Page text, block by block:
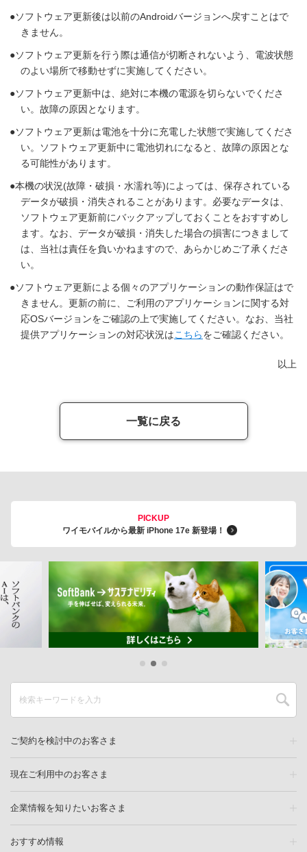
ソフトウェア更新後は以前のAndroidバージョンへ戻すことはで
きません。
ソフトウェア更新を行う際は通信が切断されないよう、電波状態
のよい場所で移動せずに実施してください。
ソフトウェア更新中は、絶対に本機の電源を切らないでくださ
い。故障の原因となります。
ソフトウェア更新は電池を十分に充電した状態で実施してくださ
い。ソフトウェア更新中に電池切れになると、故障の原因とな
る可能性があります。
本機の状況(故障・破損・水濡れ等)によっては、保存されている
データが破損・消失されることがあります。必要なデータは、
ソフトウェア更新前にバックアップしておくことをおすすめし
ます。なお、データが破損・消失した場合の損害につきまして
は、当社は責任を負いかねますので、あらかじめご了承くださ
い。
ソフトウェア更新による個々のアプリケーションの動作保証はで
きません。更新の前に、ご利用のアプリケーションに関する対
応OSバージョンをご確認の上で実施してください。なお、当社
提供アプリケーションの対応状況はこちらをご確認ください。
以上
一覧に戻る
PICKUP
ワイモバイルから最新 iPhone 17e 新登場！
ご契約を検討中のお客さま
現在ご利用中のお客さま
企業情報を知りたいお客さま
おすすめ情報